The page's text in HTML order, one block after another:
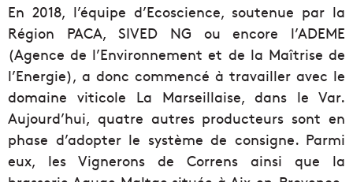
En 2018, l’équipe d’Ecoscience, soutenue par la
Région PACA, SIVED NG ou encore l’ADEME
(Agence de l’Environnement et de la Maîtrise de
l’Energie), a donc commencé à travailler avec le
domaine viticole La Marseillaise, dans le Var.
Aujourd’hui, quatre autres producteurs sont en
phase d’adopter le système de consigne. Parmi
eux, les Vignerons de Correns ainsi que la